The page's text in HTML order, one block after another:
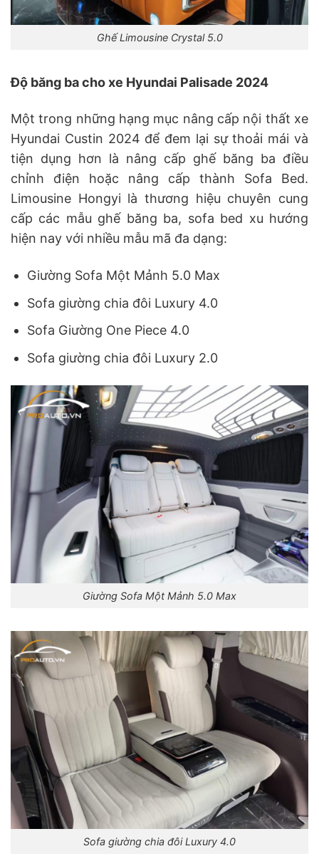
Ghế Limousine Crystal 5.0
Độ băng ba cho xe Hyundai Palisade 2024
Một trong những hạng mục nâng cấp nội thất xe
Hyundai Custin 2024 để đem lại sự thoải mái và
tiện dụng hơn là nâng cấp ghế băng ba điều
chỉnh điện hoặc nâng cấp thành Sofa Bed.
Limousine Hongyi là thương hiệu chuyên cung
cấp các mẫu ghế băng ba, sofa bed xu hướng
hiện nay với nhiều mẫu mã đa dạng:
Giường Sofa Một Mảnh 5.0 Max
Sofa giường chia đôi Luxury 4.0
Sofa Giường One Piece 4.0
Sofa giường chia đôi Luxury 2.0
Giường Sofa Một Mảnh 5.0 Max
Sofa giường chia đôi Luxury 4.0